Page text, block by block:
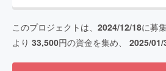
このプロジェクトは、 2024/12/18に募
より 33,500円の資金を集め、 2025/01/